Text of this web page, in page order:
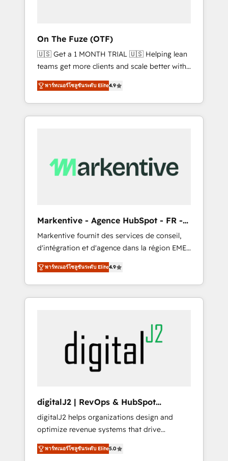
messaging, & conversion strategy that drive
results. 🤖AI Strategy: Activate Breeze Agents,
configure HubSpot AI, & maximize AEO with
tailored AI services. 🧩Integrations: Extend
HubSpot with custom integrations, hosting, &
maintenance.
On The Fuze (OTF)
🇺🇸 Get a 1 MONTH TRIAL 🇺🇸 Helping lean
teams get more clients and scale better with
our HubSpot Consulting & 'Done For You'
Services. 🚀 Who We Work With 🚀 We help
lean, growing companies: - Win more
business - Reduce no-shows - Improve lead
client's are too busy to learn the ins-and-outs
of HubSpot. We give you a Personal
know what you don't know'
recommendations to maximize conversions!
OTF is an Elite Partner (top 1% of 6,500+
Partners) and was named 2023 HubSpot
Partner of the Year 💥 Trusted by 2,500+
companies to help them scale and close
more business, by using HubSpot (the right
www.onthefuze.com/hubspot-admin Contact
us to learn more!
พาร์ทเนอร์โซลูชันระดับ Elite4.9
Markentive - Agence HubSpot - FR -
EN
Markentive fournit des services de conseil,
d'intégration et d'agence dans la région EMEA
et North America. Avec plus de 115 experts en
marketing automation, Growth, Revops, CRM
et webdesign. Markentive is both a
consulting firm, a digital agency and an
webdesign (We focus on EMEA - USA
customers).
พาร์ทเนอร์โซลูชันระดับ Elite4.9
digitalJ2 | RevOps & HubSpot
Implementations
digitalJ2 helps organizations design and
optimize revenue systems that drive
scalable, predictable growth. As a triple-
accredited HubSpot Solutions Partner, we
พาร์ทเนอร์โซลูชันระดับ Elite5.0